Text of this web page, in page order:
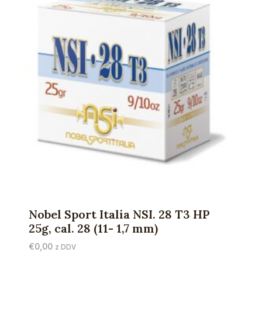
Nobel Sport Italia NSI. 28 T3 HP
25g, cal. 28 (11- 1,7 mm)
€0,00 z DDV